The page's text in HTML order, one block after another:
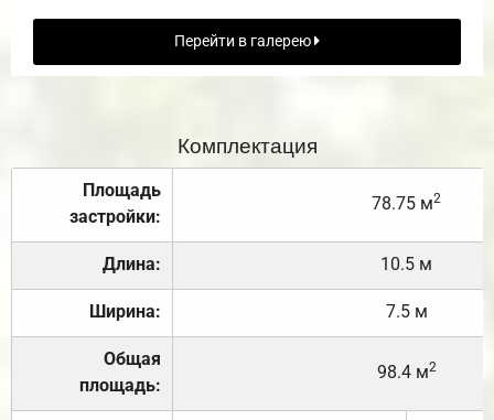
Перейти в галерею
Комплектация
Площадь
застройки:
78.75 м2
Длина: 10.5 м
Ширина: 7.5 м
Общая
площадь:
98.4 м2